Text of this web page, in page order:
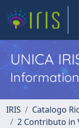
UNICA
IRIS
Catalogo
2 Contributo in